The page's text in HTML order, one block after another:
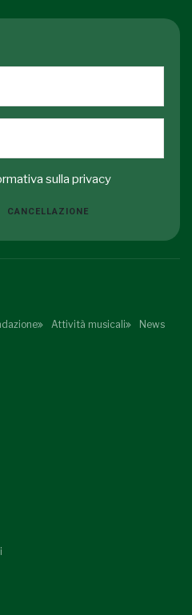
sulla privacy
CANCELLAZIONE
Attività musicali News